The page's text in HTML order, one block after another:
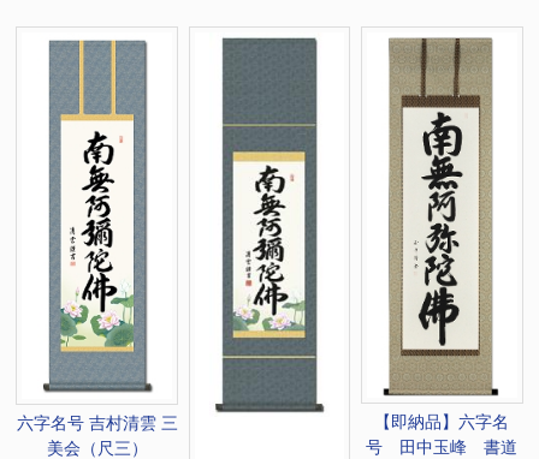
六字名号 吉村清雲 三
美会（尺三）
【即納品】六字名
号 田中玉峰 書道